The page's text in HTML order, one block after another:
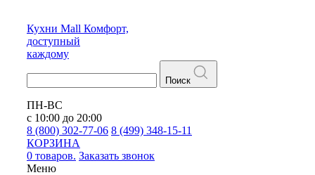
Кухни Mall Комфорт,
доступный
каждому
Поиск
ПН-ВС
с 10:00 до 20:00
8 (800) 302-77-06 8 (499) 348-15-11
КОРЗИНА
0 товаров. Заказать звонок
Меню